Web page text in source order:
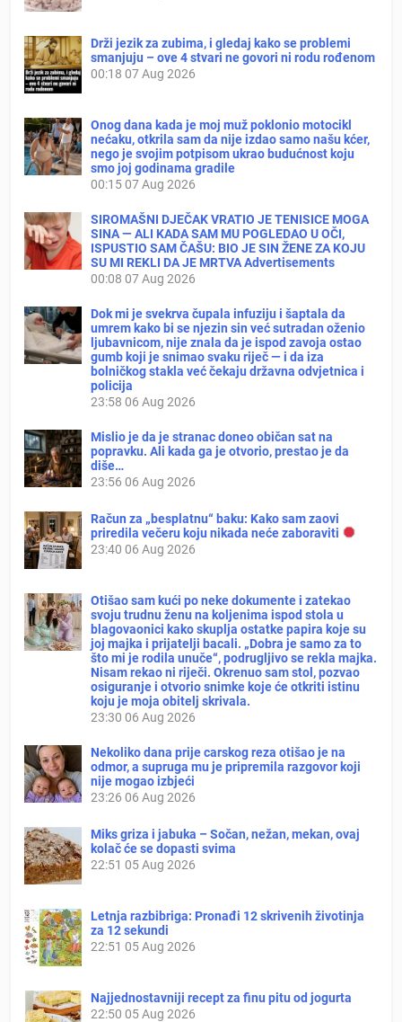
Drži jezik za zubima, i gledaj kako se problemi
smanjuju – ove 4 stvari ne govori ni rodu rođenom
00:18 07 Aug 2026
Onog dana kada je moj muž poklonio motocikl
nećaku, otkrila sam da nije izdao samo našu kćer,
nego je svojim potpisom ukrao budućnost koju
smo joj godinama gradile
00:1507 Aug 2026
SIROMAŠNI DJEČAK VRATIO JE TENISICE MOGA
SINA — ALI KADA SAM MU POGLEDAO U OČI,
ISPUSTIO SAM ČAŠU: BIO JE SIN ŽENE ZA KOJU
SU MI REKLI DA JE MRTVA Advertisements
00:08 07 Aug 2026
Dok mi je svekrva čupala infuziju i šaptala da
umrem kako bi se njezin sin već sutradan oženio
ljubavnicom, nije znala da je ispod zavoja ostao
gumb koji je snimao svaku riječ — i da iza
bolničkog stakla već čekaju državna odvjetnica i
policija
23:58 06 Aug 2026
Mislio je da je stranac doneo običan sat na
popravku. Ali kada ga je otvorio, prestao je da
diše…
23:56 06 Aug 2026
Račun za „besplatnu“ baku: Kako sam zaovi
priredila večeru koju nikada neće zaboraviti
23:40 06 Aug 2026
Otišao sam kući po neke dokumente i zatekao
svoju trudnu ženu na koljenima ispod stola u
blagovaonici kako skuplja ostatke papira koje su
joj majka i prijatelji bacali. „Dobra je samo za to
što mi je rodila unuče“, podrugljivo se rekla majka.
Nisam rekao ni riječi. Okrenuo sam stol, pozvao
osiguranje i otvorio snimke koje će otkriti istinu
koju je moja obitelj skrivala.
23:30 06 Aug 2026
Nekoliko dana prije carskog reza otišao je na
odmor, a supruga mu je pripremila razgovor koji
nije mogao izbjeći
23:26 06 Aug 2026
Miks griza i jabuka – Sočan, nežan, mekan, ovaj
kolač će se dopasti svima
22:51 05 Aug 2026
Letnja razbibriga: Pronađi 12 skrivenih životinja
za 12 sekundi
22:51 05 Aug 2026
Najjednostavniji recept za finu pitu od jogurta
22:50 05 Aug 2026